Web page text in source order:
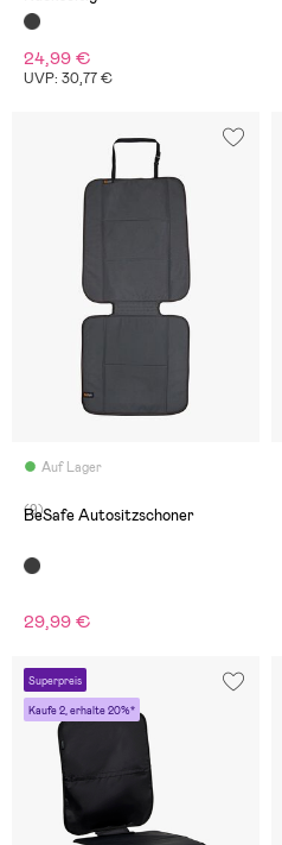
24,99 €
UVP: 30,77 €
Auf Lager
(9)
BeSafe Autositzschoner
29,99 €
Superpreis
Kaufe 2, erhalte 20%*